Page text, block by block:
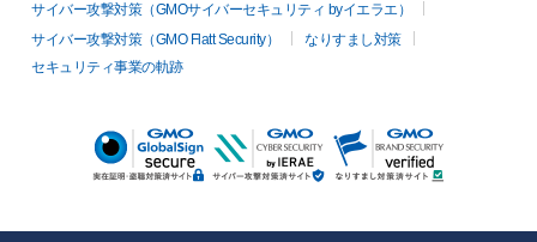
サイバー攻撃対策（GMOサイバーセキュリティ byイエラエ）
サイバー攻撃対策（GMO Flatt Security）
なりすまし対策
セキュリティ事業の軌跡